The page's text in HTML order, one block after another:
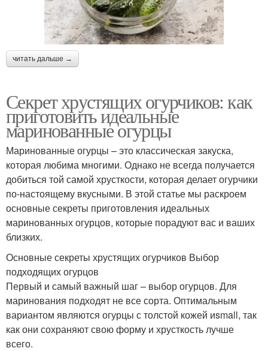
читать дальше →
Секрет хрустящих огурчиков: как
приготовить идеальные
маринованные огурцы
Маринованные огурцы – это классическая закуска,
которая любима многими. Однако не всегда получается
добиться той самой хрусткости, которая делает огурчики
по-настоящему вкусными. В этой статье мы раскроем
основные секреты приготовления идеальных
маринованных огурцов, которые порадуют вас и ваших
близких.
Основные секреты хрустящих огурчиков Выбор
подходящих огурцов
Первый и самый важный шаг – выбор огурцов. Для
маринования подходят не все сорта. Оптимальным
вариантом являются огурцы с толстой кожей иsmall, так
как они сохраняют свою форму и хрусткость лучше
всего.